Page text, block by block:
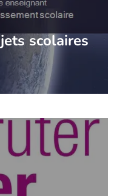
scolaires